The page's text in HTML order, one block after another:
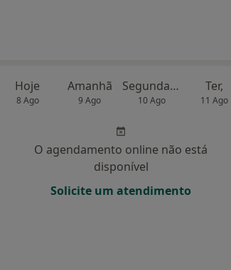
Hoje
8 Ago
Amanhã
9 Ago
Segunda-feira
10 Ago
Ter,
11 Ago
O agendamento online não está
disponível
Solicite um atendimento